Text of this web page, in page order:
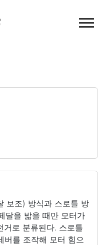
보조) 방식과 스로틀 방
달을 밟을 때만 모터가
거로 분류된다. 스로틀
버를 조작해 모터 힘으